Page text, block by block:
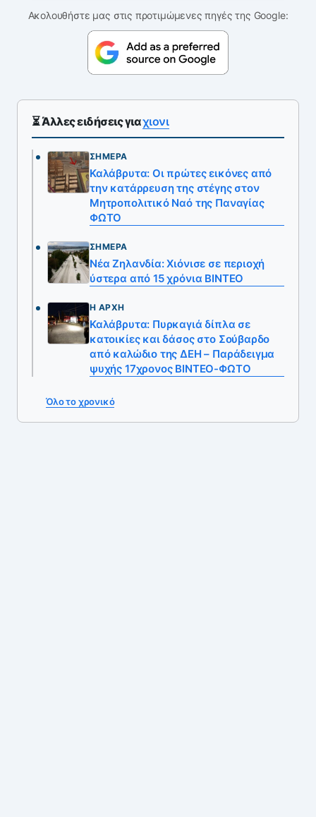
Ακολουθήστε μας στις προτιμώμενες πηγές της Google:
⏳ Άλλες ειδήσεις γιαχιονι
ΣΉΜΕΡΑ
Καλάβρυτα: Οι πρώτες εικόνες από
την κατάρρευση της στέγης στον
Μητροπολιτικό Ναό της Παναγίας
ΦΩΤΟ
ΣΉΜΕΡΑ
Νέα Ζηλανδία: Χιόνισε σε περιοχή
ύστερα από 15 χρόνια ΒΙΝΤΕΟ
Η ΑΡΧΉ
Καλάβρυτα: Πυρκαγιά δίπλα σε
κατοικίες και δάσος στο Σούβαρδο
από καλώδιο της ΔΕΗ – Παράδειγμα
ψυχής 17χρονος ΒΙΝΤΕΟ-ΦΩΤΟ
Όλο το χρονικό